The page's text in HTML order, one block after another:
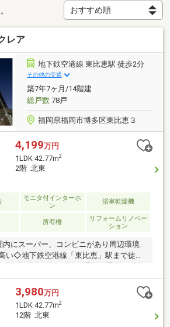
レア
地下鉄空港線 東比恵駅 徒歩2分
その他の交通
築7年7ヶ月/14階建
総戸数78戸
福岡県福岡市博多区東比恵３
4,199万円
1LDK 42.77m2
2階 北東
モニタ付インターホ
ン
浴室乾燥機
所有権
リフォームリノベー
ション
にスーパー、コンビニがあり周辺環境
い◇地下鉄空港線「東比恵」駅まで徒歩
◆福岡空港までは1駅で通勤・通学・出張
◎ルーミックスについて◎我々は、福岡
年を迎えた地域密着の不動産会社です！売
貸・管理と多岐にわたる不動産事業を行
。福岡県の物件は全てご案内できますの
ご連絡ください♪◎今だけ！店舗来店キ
3,980万円
1LDK 42.77m2
12階 北東